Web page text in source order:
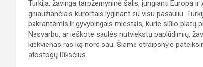
Turkija, žavinga tarpžemyninė šalis, jungianti Europą
gniaužiančiais kurortais lyginant su visu pasauliu.
pakrantėmis ir gyvybingais miestais, kurie siūlo platų
Nesvarbu, ar ieškote saulės nutviekstų paplūdimių,
kiekvienas ras ką nors sau. Šiame straipsnyje
atostogų lūksčius.